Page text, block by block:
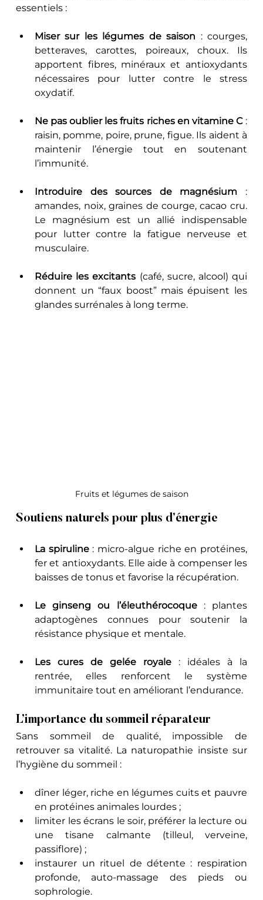
essentiels :
Miser sur les légumes de saison : courges,
betteraves, carottes, poireaux, choux. Ils
apportent fibres, minéraux et antioxydants
nécessaires pour lutter contre le stress
oxydatif.
Ne pas oublier les fruits riches en vitamine C :
raisin, pomme, poire, prune, figue. Ils aident à
maintenir l’énergie tout en soutenant
l’immunité.
Introduire des sources de magnésium :
amandes, noix, graines de courge, cacao cru.
Le magnésium est un allié indispensable
pour lutter contre la fatigue nerveuse et
musculaire.
Réduire les excitants (café, sucre, alcool) qui
donnent un “faux boost” mais épuisent les
glandes surrénales à long terme.
Fruits et légumes de saison
Soutiens naturels pour plus d’énergie
La spiruline : micro-algue riche en protéines,
fer et antioxydants. Elle aide à compenser les
baisses de tonus et favorise la récupération.
Le ginseng ou l’éleuthérocoque : plantes
adaptogènes connues pour soutenir la
résistance physique et mentale.
Les cures de gelée royale : idéales à la
rentrée, elles renforcent le système
immunitaire tout en améliorant l’endurance.
L’importance du sommeil réparateur
Sans sommeil de qualité, impossible de
retrouver sa vitalité. La naturopathie insiste sur
l’hygiène du sommeil :
dîner léger, riche en légumes cuits et pauvre
en protéines animales lourdes ;
limiter les écrans le soir, préférer la lecture ou
une tisane calmante (tilleul, verveine,
passiflore) ;
instaurer un rituel de détente : respiration
profonde, auto-massage des pieds ou
sophrologie.